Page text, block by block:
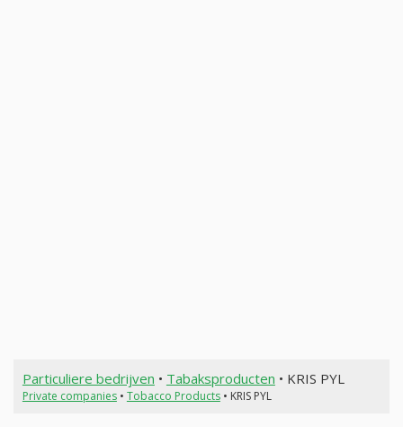
Particuliere bedrijven • Tabaksproducten • KRIS PYL
Private companies• Tobacco Products• KRIS PYL